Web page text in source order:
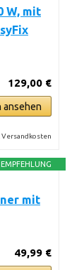
W, mit
129,00 €
ansehen
Versandkosten
EMPFEHLUNG
mit
49,99 €